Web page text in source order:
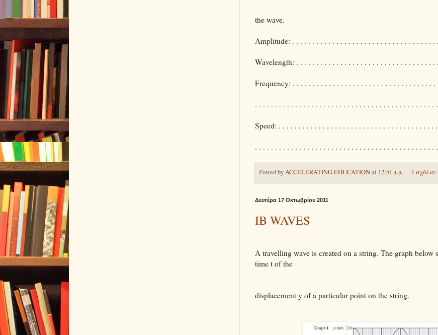
the wave.
Amplitude: . . . . . . . . . . . . . . . . . . . . . . . . . . . . . . . . . . . .
Wavelength: . . . . . . . . . . . . . . . . . . . . . . . . . . . . . . . . . .
Frequency: . . . . . . . . . . . . . . . . . . . . . . . . . . . . . . . . . . .
. . . . . . . . . . . . . . . . . . . . . . . . . . . . . . . . . . . . . . . . . . . . .
Speed: . . . . . . . . . . . . . . . . . . . . . . . . . . . . . . . . . . . . . . .
. . . . . . . . . . . . . . . . . . . . . . . . . . . . . . . . . . . . . . . . . . . . .
Posted byACCELERATING EDUCATIONat 12:51 μ.μ. 1 σχόλιο:
Δευτέρα 17 Οκτωβρίου 2011
IB WAVES
A travelling wave is created on a string. The graph below
time t of the
displacement y of a particular point on the string.